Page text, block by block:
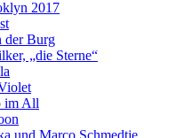
2017
der Burg
„die Sterne“
im All
und Marco Schmedtje